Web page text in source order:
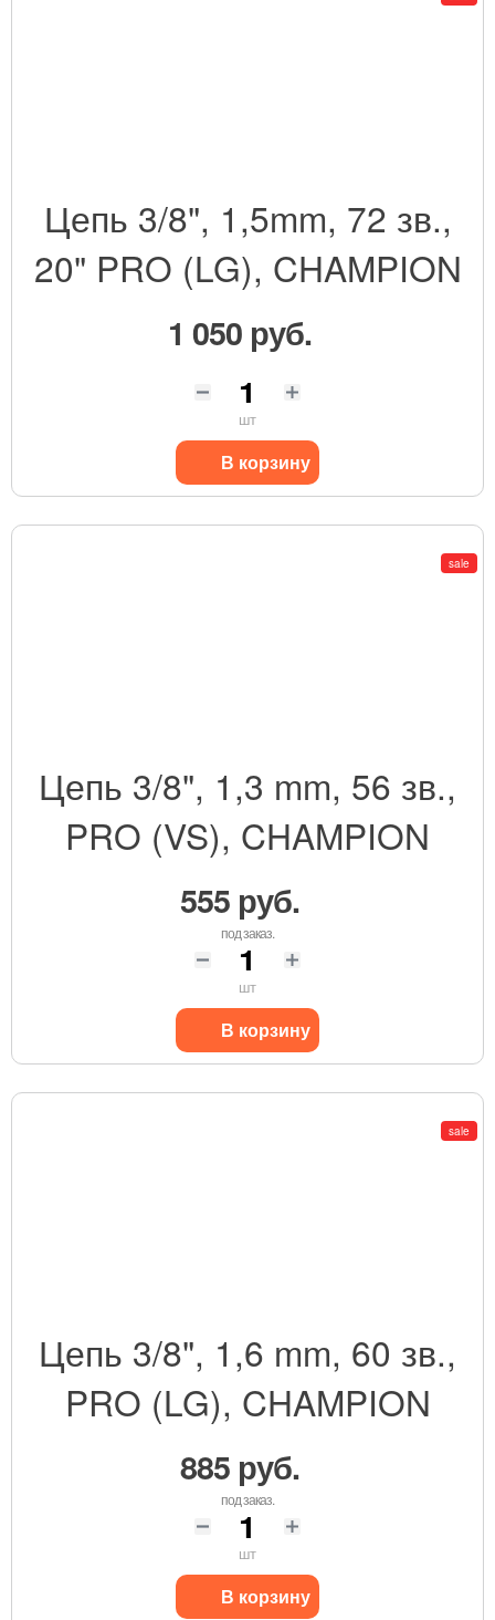
Цепь 3/8", 1,5mm, 72 зв.,
20" PRO (LG), CHAMPION
1 050 руб.
шт
В корзину
sale
Цепь 3/8", 1,3 mm, 56 зв.,
PRO (VS), CHAMPION
555 руб.
под заказ.
шт
В корзину
sale
Цепь 3/8", 1,6 mm, 60 зв.,
PRO (LG), CHAMPION
885 руб.
под заказ.
шт
В корзину